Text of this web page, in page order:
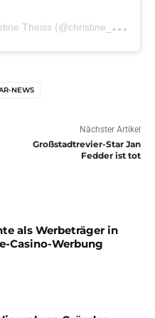
E
in Beitrag geteilt von Dr. Christine Theiss (@christine_theiss_official)
NEWS
Nächster Artikel
Großstadtrevier-Star Jan
Fedder ist tot
als Werbeträger in
Casino-Werbung